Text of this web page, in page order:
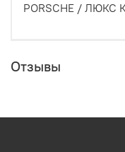
PORSCHE / ЛЮКС
Отзывы